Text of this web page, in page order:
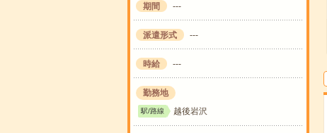
期間 ---
派遣形式 ---
時給 ---
勤務地
駅/路線 越後岩沢